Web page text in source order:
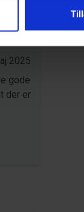
2025
gode
der er